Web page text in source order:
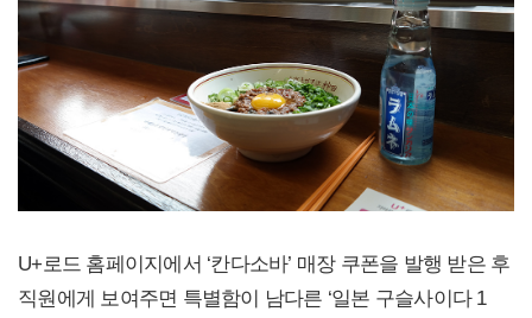
U+로드 홈페이지에서 ‘칸다소바’ 매장 쿠폰을 발행 받은 후
직원에게 보여주면 특별함이 남다른 ‘일본 구슬사이다 1